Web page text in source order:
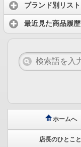
ブランド別リスト
最近見た商品履歴
ホームへ
店長のひとこと